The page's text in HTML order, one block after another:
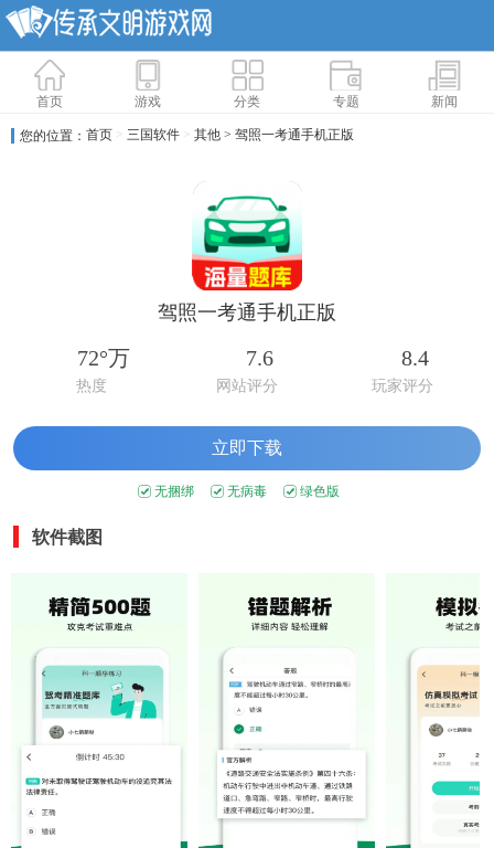
首页 游戏 分类 专题 新闻
您的位置： 首页 > 三国软件 > 其他 > 驾照一考通手机正版
驾照一考通手机正版
72°万
热度
7.6
网站评分
8.4
玩家评分
立即下载
无捆绑 无病毒 绿色版
软件截图